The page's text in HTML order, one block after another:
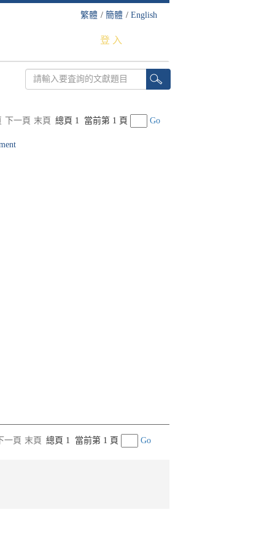
繁體 / 簡體 / English
登 入
下一頁 末頁 總頁 1 當前第 1 頁 Go
一頁 末頁 總頁 1 當前第 1 頁 Go